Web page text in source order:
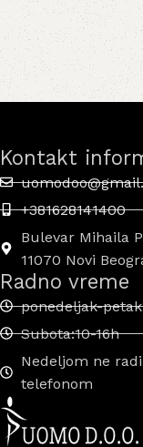
Kontakt
+381628141400
Bulevar Mihaila
11070 Novi
Radno vreme
ponedeljak-
Subota:10-16h
Nedeljom ne
telefonom